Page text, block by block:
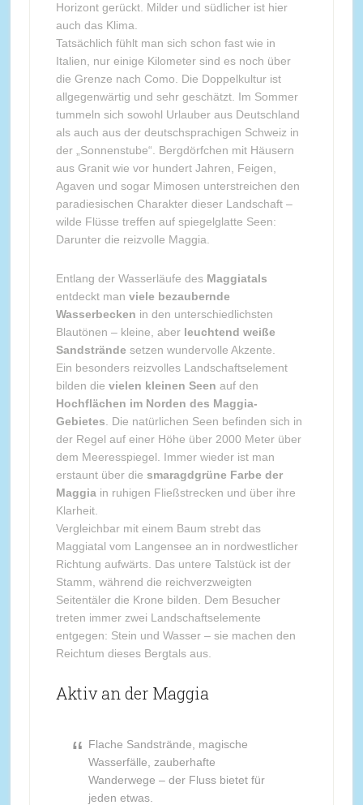
Horizont gerückt. Milder und südlicher ist hier
auch das Klima.
Tatsächlich fühlt man sich schon fast wie in
Italien, nur einige Kilometer sind es noch über
die Grenze nach Como. Die Doppelkultur ist
allgegenwärtig und sehr geschätzt. Im Sommer
tummeln sich sowohl Urlauber aus Deutschland
als auch aus der deutschsprachigen Schweiz in
der „Sonnenstube“. Bergdörfchen mit Häusern
aus Granit wie vor hundert Jahren, Feigen,
Agaven und sogar Mimosen unterstreichen den
paradiesischen Charakter dieser Landschaft –
wilde Flüsse treffen auf spiegelglatte Seen:
Darunter die reizvolle Maggia.
Entlang der Wasserläufe des Maggiatals
entdeckt man viele bezaubernde
Wasserbecken in den unterschiedlichsten
Blautönen – kleine, aber leuchtend weiße
Sandstrände setzen wundervolle Akzente.
Ein besonders reizvolles Landschaftselement
bilden die vielen kleinen Seen auf den
Hochflächen im Norden des Maggia-
Gebietes . Die natürlichen Seen befinden sich in
der Regel auf einer Höhe über 2000 Meter über
dem Meeresspiegel. Immer wieder ist man
erstaunt über die smaragdgrüne Farbe der
Maggiain ruhigen Fließstrecken und über ihre
Klarheit.
Vergleichbar mit einem Baum strebt das
Maggiatal vom Langensee an in nordwestlicher
Richtung aufwärts. Das untere Talstück ist der
Stamm, während die reichverzweigten
Seitentäler die Krone bilden. Dem Besucher
treten immer zwei Landschaftselemente
entgegen: Stein und Wasser – sie machen den
Reichtum dieses Bergtals aus.
Aktiv an der Maggia
Flache Sandstrände, magische
Wasserfälle, zauberhafte
Wanderwege – der Fluss bietet für
jeden etwas.